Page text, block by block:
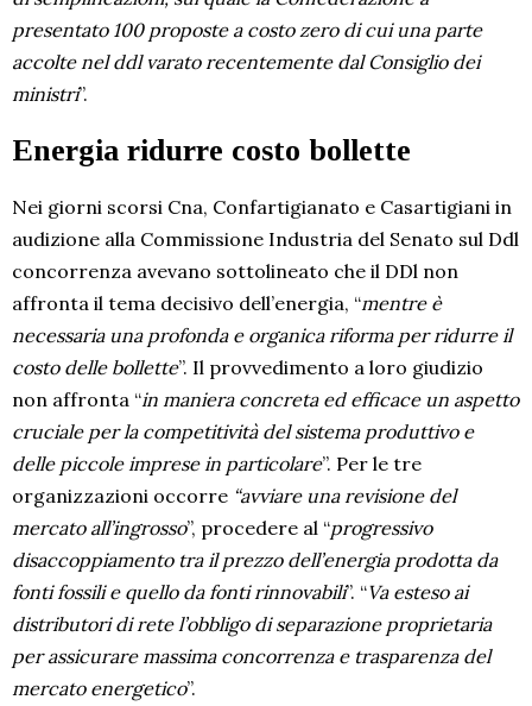
presentato 100 proposte a costo zero di cui una parte
accolte nel ddl varato recentemente dal Consiglio dei
ministri”.
Energia ridurre costo bollette
Nei giorni scorsi Cna, Confartigianato e Casartigiani in
audizione alla Commissione Industria del Senato sul Ddl
concorrenza avevano sottolineato che il DDl non
affronta il tema decisivo dell’energia, “mentre è
necessaria una profonda e organica riforma per ridurre il
costo delle bollette”. Il provvedimento a loro giudizio
non affronta “in maniera concreta ed efficace un aspetto
cruciale per la competitività del sistema produttivo e
delle piccole imprese in particolare”. Per le tre
organizzazioni occorre “avviare una revisione del
mercato all’ingrosso”, procedere al “progressivo
disaccoppiamento tra il prezzo dell’energia prodotta da
fonti fossili e quello da fonti rinnovabili”. “Va esteso ai
distributori di rete l’obbligo di separazione proprietaria
per assicurare massima concorrenza e trasparenza del
mercato energetico”.